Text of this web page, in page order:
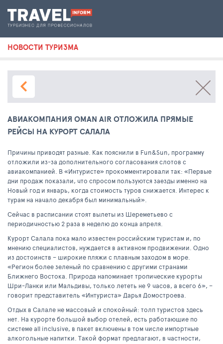
НОВОСТИ ТУРИЗМА
АВИАКОМПАНИЯ OMAN AIR ОТЛОЖИЛА ПРЯМЫЕ
РЕЙСЫ НА КУРОРТ САЛАЛА
Причины приводят разные. Как пояснили в Fun&Sun, программу
отложили из-за дополнительного согласования слотов с
авиакомпанией. В «Интуристе» прокомментировали так: «Первые
дни продаж показали, что спросом пользуются заезды именно на
Новый год и январь, когда стоимость туров снижается. Интерес к
турам на начало декабря был минимальный».
Сейчас в расписании стоят вылеты из Шереметьево с
периодичностью 2 раза в неделю до конца апреля.
Курорт Салала пока мало известен российским туристам и, по
мнению специалистов, нуждается в активном продвижении. Одно
из достоинств – широкие пляжи с плавным заходом в море.
«Регион более зеленый по сравнению с другими странами
Ближнего Востока. Природа напоминает тропические курорты
Шри-Ланки или Мальдивы, только лететь не 9 часов, а всего 6», –
говорит представитель «Интуриста» Дарья Домостроева.
Отдых в Салале не массовый и спокойный: толп туристов здесь
нет. На курорте большой выбор отелей, есть работающие по
системе all inclusive, в пакет включены в том числе импортные
алкогольные напитки. Такой формат предлагают, в частности,